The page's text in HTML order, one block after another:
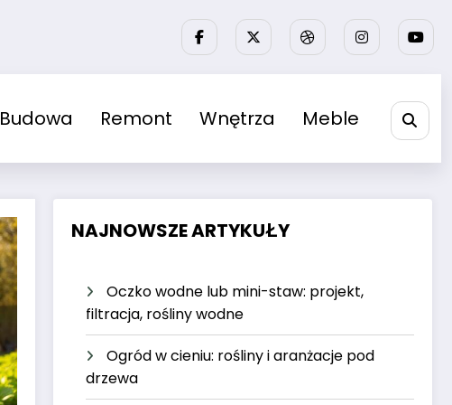
Budowa Remont Wnętrza Meble
NAJNOWSZE ARTYKUŁY
Oczko wodne lub mini-staw: projekt,
filtracja, rośliny wodne
Ogród w cieniu: rośliny i aranżacje pod
drzewa